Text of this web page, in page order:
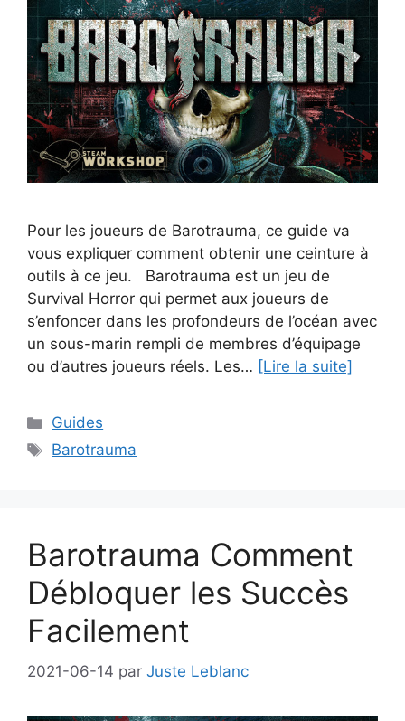
Pour les joueurs de Barotrauma, ce guide va
vous expliquer comment obtenir une ceinture à
outils à ce jeu. Barotrauma est un jeu de
Survival Horror qui permet aux joueurs de
s’enfoncer dans les profondeurs de l’océan avec
un sous-marin rempli de membres d’équipage
ou d’autres joueurs réels. Les… [Lire la suite]
Catégories
Guides
Étiquettes
Barotrauma
Barotrauma Comment
Débloquer les Succès
Facilement
2021-06-14 par Juste Leblanc